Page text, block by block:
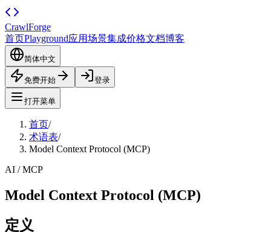
CrawlForge
首页Playground应用场景集成价格文档博客
简体中文
免费开始 登录
打开菜单
首页/
术语表/
Model Context Protocol (MCP)
AI / MCP
Model Context Protocol (MCP)
定义